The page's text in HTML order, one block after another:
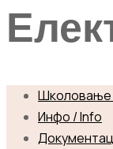
Школовање
Инфо / Info